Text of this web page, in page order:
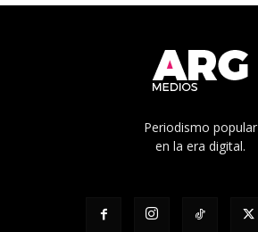
Periodismo popular
en la era digital.